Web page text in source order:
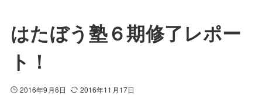
はたぼう塾６期修了レポー
ト！
2016年9月6日
2016年11月17日